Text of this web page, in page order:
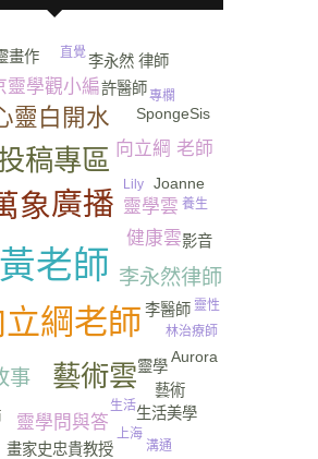
黃老師
立綱老師
廣播
象
稿專區
藝術雲
靈白開水
李永然律師
事
健康雲
靈學問與答
靈學觀小編
靈學雲
向立綱 老師
李醫師
畫家史忠貴教授
Joanne
靈學
畫作
SpongeSis
李永然 律師
影音
生活美學
Aurora
藝術
許醫師
林治療師
養生
上海
Lily
生活
直覺
靈性
溝通
專欄